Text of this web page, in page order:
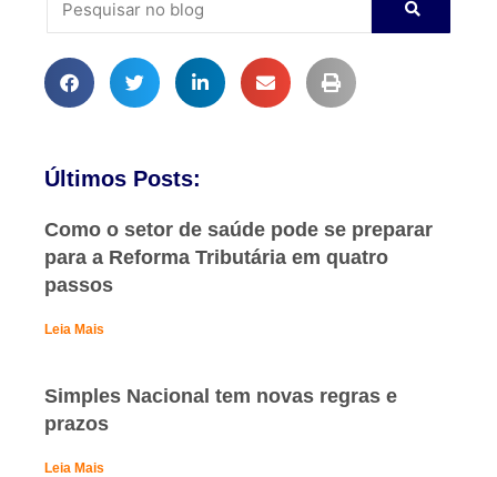
Últimos Posts:
Como o setor de saúde pode se preparar
para a Reforma Tributária em quatro
passos
Leia Mais
Simples Nacional tem novas regras e
prazos
Leia Mais